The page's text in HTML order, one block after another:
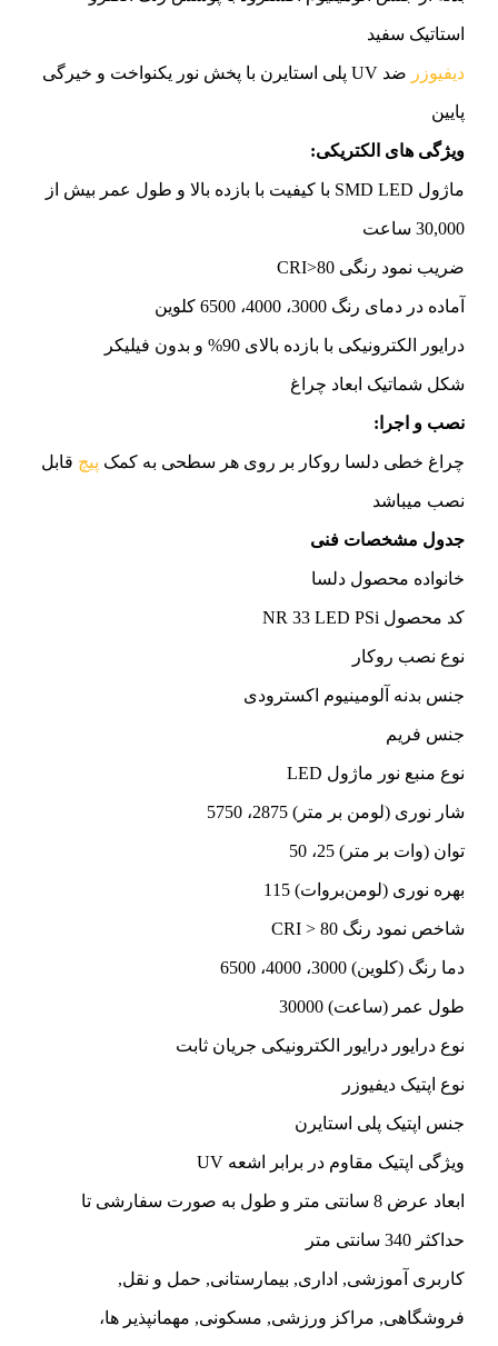
استاتیک سفید
دیفیوزر ضد UV پلی استایرن با پخش نور یکنواخت و خیرگی
پایین
ویژگی های الکتریکی:
ماژول SMD LED با کیفیت با بازده بالا و طول عمر بیش از
30,000 ساعت
ضریب نمود رنگی CRI>80
آماده در دمای رنگ 3000، 4000، 6500 کلوین
درایور الکترونیکی با بازده بالای 90% و بدون فیلیکر
شکل شماتیک ابعاد چراغ
نصب و اجرا:
چراغ خطی دلسا روکار بر روی هر سطحی به کمک پیچ قابل
نصب میباشد
جدول مشخصات فنی
خانواده محصول دلسا
کد محصول NR 33 LED PSi
نوع نصب روکار
جنس بدنه آلومینیوم اکسترودی
جنس فریم
نوع منبع نور ماژول LED
شار نوری (لومن بر متر) 2875، 5750
توان (وات بر متر) 25، 50
بهره نوری (لومن‌بروات) 115
شاخص نمود رنگ CRI > 80
دما رنگ (کلوین) 3000، 4000، 6500
طول عمر (ساعت) 30000
نوع درایور درایور الکترونیکی جریان ثابت
نوع اپتیک دیفیوزر
جنس اپتیک پلی استایرن
ویژگی اپتیک مقاوم در برابر اشعه UV
ابعاد عرض 8 سانتی متر و طول به صورت سفارشی تا
حداکثر 340 سانتی متر
کاربری آموزشی, اداری, بیمارستانی, حمل و نقل,
فروشگاهی, مراکز ورزشی, مسکونی, مهمانپذیر ها،